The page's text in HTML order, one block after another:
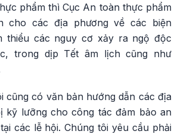
phẩm thì Cục An toàn thực phẩm
cho các địa phương về các biện
thiểu các nguy cơ xảy ra ngộ độc
trong dịp Tết âm lịch cũng như
cũng có văn bản hướng dẫn các địa
kỹ lưỡng cho công tác đảm bảo an
các lễ hội. Chúng tôi yêu cầu phải